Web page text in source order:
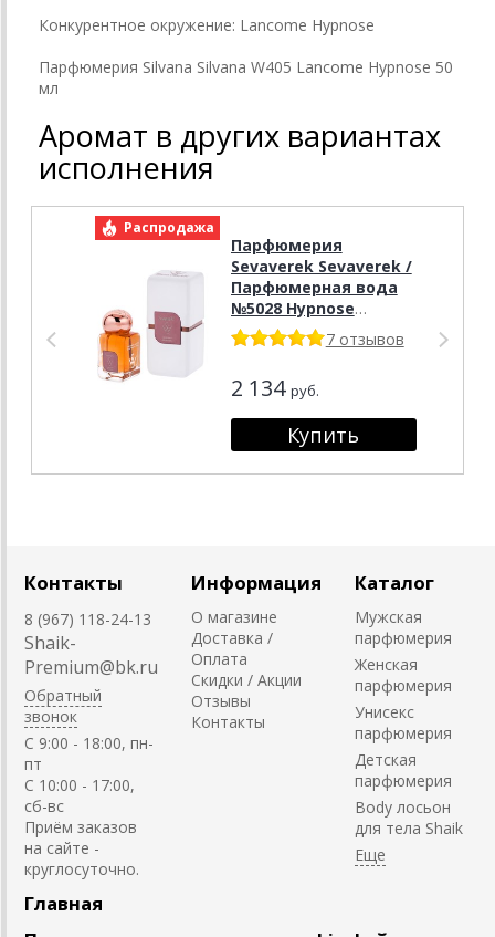
Конкурентное окружение: Lancome Hypnose
Парфюмерия Silvana Silvana W405 Lancome Hypnose 50
мл
Аромат в других вариантах
исполнения
Распродажа
Парфюмерия
Sevaverek Sevaverek /
Парфюмерная вода
№5028 Hypnose
Lancome 50 мл7 отзывов
2 134 руб.
Контакты
8 (967) 118-24-13
Shaik-
Premium@bk.ru
Обратный
звонок
C 9:00 - 18:00, пн-
пт
С 10:00 - 17:00,
сб-вс
Приём заказов
на сайте -
круглосуточно.
Информация
О магазине
Доставка /
Оплата
Скидки / Акции
Отзывы
Контакты
Каталог
Мужская
парфюмерия
Женская
парфюмерия
Унисекс
парфюмерия
Детская
парфюмерия
Body лосьон
для тела Shaik
Главная